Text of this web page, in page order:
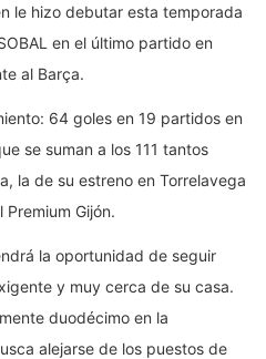
le hizo debutar esta temporada
en el último partido en
al Barça.
64 goles en 19 partidos en
se suman a los 111 tantos
la de su estreno en Torrelavega
Gijón.
la oportunidad de seguir
y muy cerca de su casa.
duodécimo en la
alejarse de los puestos de